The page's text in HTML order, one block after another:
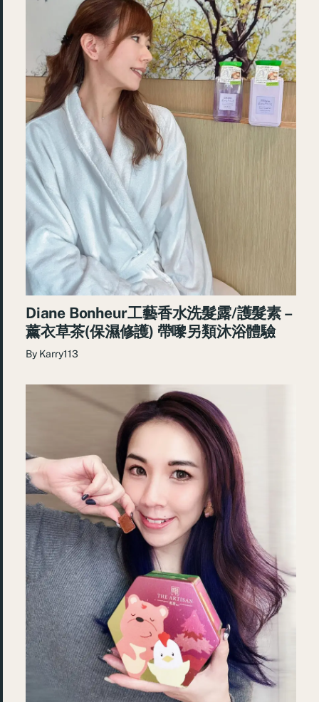
Diane Bonheur工藝香水洗髮露/護髮素 –
薰衣草茶(保濕修護) 帶嚟另類沐浴體驗
By Karry113